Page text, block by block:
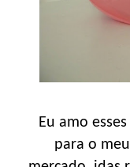
Eu amo
para o